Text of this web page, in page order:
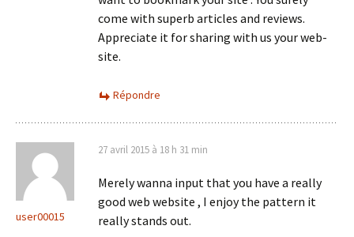
come with superb articles and reviews.
Appreciate it for sharing with us your web-
site.
Répondre
user00015
27 avril 2015 à 18 h 31 min
Merely wanna input that you have a really
good web website , I enjoy the pattern it
really stands out.